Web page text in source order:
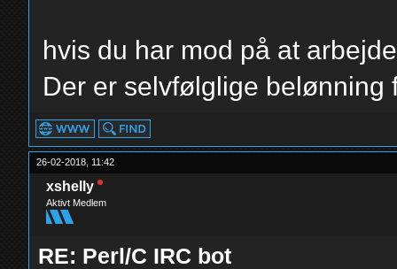
hvis du har mod på at
Der er selvfølglige belønning
26-02-2018, 11:42
xshelly
Aktivt Medlem
RE: Perl/C IRC bot